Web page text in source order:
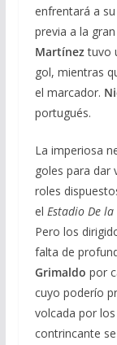
enfrentará a
previa a la
Martíneztuvo
gol, mientras
el marcador.
portugués.
La imperiosa
goles para dar
roles
el Estadio De la
Pero los
falta de
Grimaldo por
cuyo poderío
volcada por
contrincante